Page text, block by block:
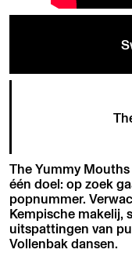
The Yummy
één doel: op zoek
popnummer.
Kempische makelij,
uitspattingen van
Vollenbak dansen.